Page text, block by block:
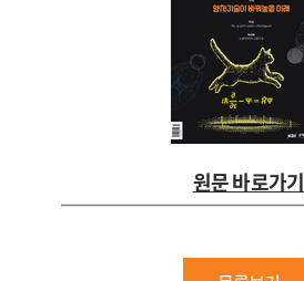
원문 바로가기